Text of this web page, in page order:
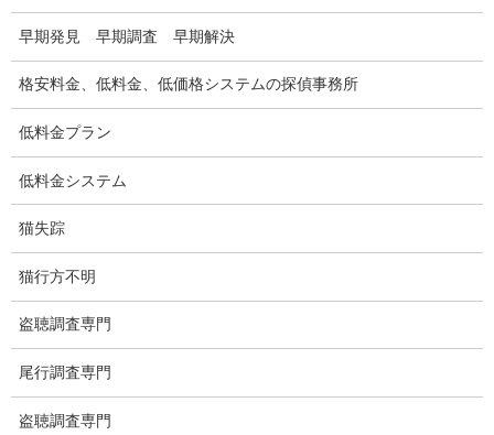
車両調査
浮気調査地域
浮気調査関連調査
ドメスティックバイオレンスDV調査
いじめ・子供の虐待
別れさせ屋
盗聴調査
盗聴調査料金
早期発見 早期調査 早期解決
格安料金、低料金、低価格システムの探偵事務所
低料金プラン
低料金システム
猫失踪
猫行方不明
盗聴調査専門
尾行調査専門
盗聴調査専門